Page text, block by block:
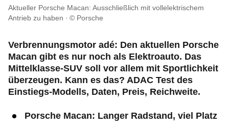
Aktueller Porsche Macan: Ausschließlich mit vollelektrischem
Antrieb zu haben
© Porsche
Verbrennungsmotor adé: Den aktuellen Porsche
Macan gibt es nur noch als Elektroauto. Das
Mittelklasse-SUV soll vor allem mit Sportlichkeit
überzeugen. Kann es das? ADAC Test des
Einstiegs-Modells, Daten, Preis, Reichweite.
Porsche Macan: Langer Radstand, viel Platz